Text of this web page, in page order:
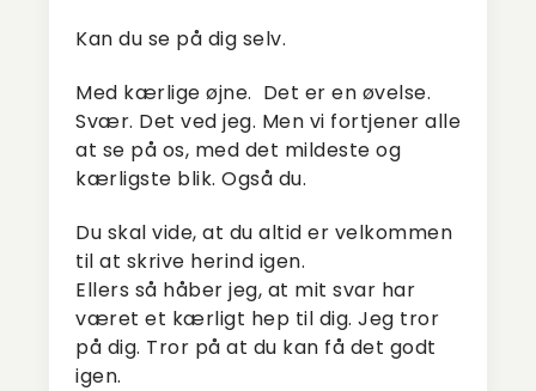
Kan du se på dig selv.
Med kærlige øjne. Det er en øvelse.
Svær. Det ved jeg. Men vi fortjener alle
at se på os, med det mildeste og
kærligste blik. Også du.
Du skal vide, at du altid er velkommen
til at skrive herind igen.
Ellers så håber jeg, at mit svar har
været et kærligt hep til dig. Jeg tror
på dig. Tror på at du kan få det godt
igen.